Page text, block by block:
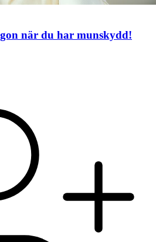
när du har munskydd!